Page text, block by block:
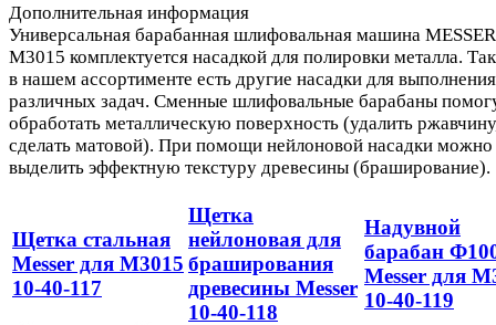
Дополнительная информация
Универсальная барабанная шлифовальная машина MESSER
M3015 комплектуется насадкой для полировки металла.
в нашем ассортименте есть другие насадки для выполнения
различных задач. Сменные шлифовальные барабаны
обработать металлическую поверхность (удалить
сделать матовой). При помощи нейлоновой насадки можно
выделить эффектную текстуру древесины (браширование).
Щетка стальная
Messer для М3015
10-40-117
Щетка
нейлоновая для
браширования
древесины Messer
10-40-118
Надувной
барабан
Messer для
10-40-119